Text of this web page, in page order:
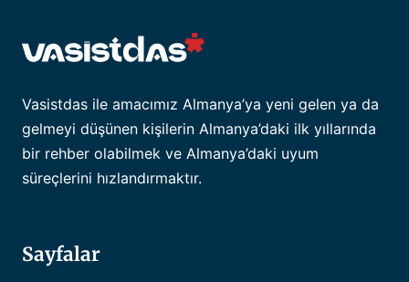
Vasistdas ile amacımız Almanya’ya yeni gelen ya da
gelmeyi düşünen kişilerin Almanya’daki ilk yıllarında
bir rehber olabilmek ve Almanya’daki uyum
süreçlerini hızlandırmaktır.
Sayfalar